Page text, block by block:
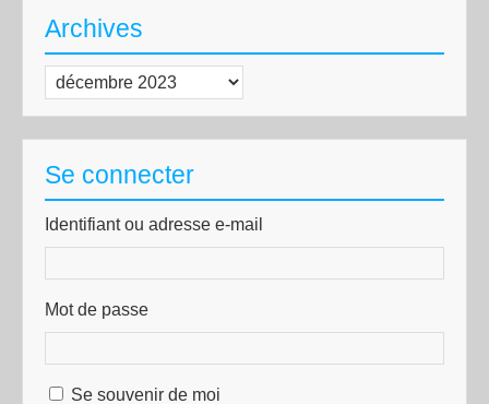
Archives
Archives
Se connecter
Identifiant ou adresse e-mail
Mot de passe
Se souvenir de moi